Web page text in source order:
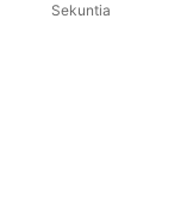
Sekuntia